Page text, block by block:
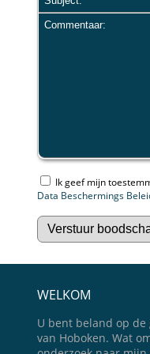
Commentaar:
Ik geef mijn
Data Beschermings
WELKOM
U bent beland op de
van Hoboken. Wat